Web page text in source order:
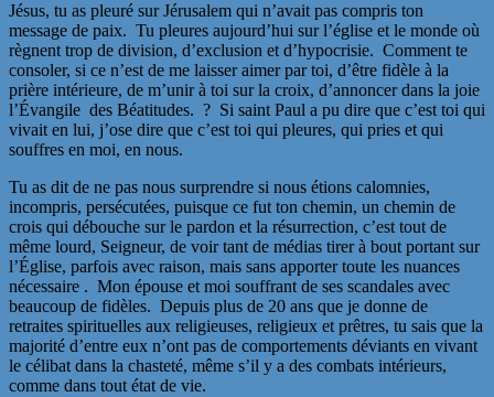
Jésus, tu as pleuré sur Jérusalem qui n’avait pas compris ton
message de paix. Tu pleures aujourd’hui sur l’église et le monde où
règnent trop de division, d’exclusion et d’hypocrisie. Comment te
consoler, si ce n’est de me laisser aimer par toi, d’être fidèle à la
prière intérieure, de m’unir à toi sur la croix, d’annoncer dans la joie
l’Évangile des Béatitudes. ? Si saint Paul a pu dire que c’est toi qui
vivait en lui, j’ose dire que c’est toi qui pleures, qui pries et qui
souffres en moi, en nous.
Tu as dit de ne pas nous surprendre si nous étions calomnies,
incompris, persécutées, puisque ce fut ton chemin, un chemin de
crois qui débouche sur le pardon et la résurrection, c’est tout de
même lourd, Seigneur, de voir tant de médias tirer à bout portant sur
l’Église, parfois avec raison, mais sans apporter toute les nuances
nécessaire . Mon épouse et moi souffrant de ses scandales avec
beaucoup de fidèles. Depuis plus de 20 ans que je donne de
retraites spirituelles aux religieuses, religieux et prêtres, tu sais que la
majorité d’entre eux n’ont pas de comportements déviants en vivant
le célibat dans la chasteté, même s’il y a des combats intérieurs,
comme dans tout état de vie.